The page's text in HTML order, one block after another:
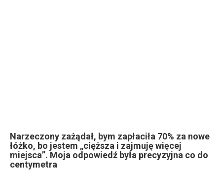
Narzeczony zażądał, bym zapłaciła 70% za nowe
łóżko, bo jestem „cięższa i zajmuję więcej
miejsca”. Moja odpowiedź była precyzyjna co do
centymetra